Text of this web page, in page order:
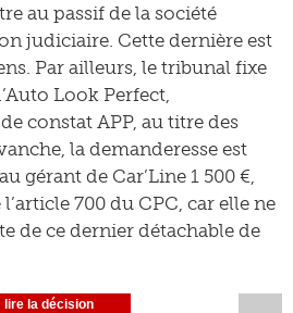
au passif de la société
judiciaire. Cette dernière est
Par ailleurs, le tribunal fixe
Look Perfect,
constat APP, au titre des
la demanderesse est
gérant de Car’Line 1 500 €,
700 du CPC, car elle ne
de ce dernier détachable de
lire la décision